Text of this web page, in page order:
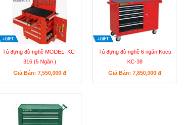
Tủ đựng đồ nghề MODEL: KC-
316 (5 Ngăn )
Giá Bán: 7,550,000 đ
Tủ đựng đồ nghề 6 ngăn Kocu
KC-38
Giá Bán: 7,850,000 đ